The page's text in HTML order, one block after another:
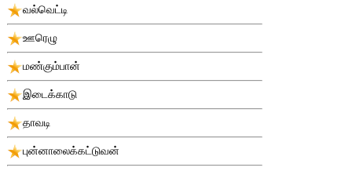
வல்வெட்டி
ஊரெழு
மண்கும்பான்
இடைக்காடு
தாவடி
புன்னாலைக்கட்டுவன்